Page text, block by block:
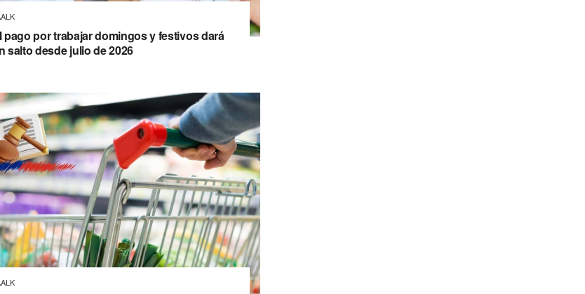
pago por trabajar domingos y festivos dará
salto desde julio de 2026